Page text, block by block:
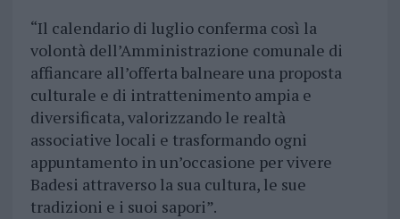
“Il calendario di luglio conferma così la
volontà dell’Amministrazione comunale di
affiancare all’offerta balneare una proposta
culturale e di intrattenimento ampia e
diversificata, valorizzando le realtà
associative locali e trasformando ogni
appuntamento in un’occasione per vivere
Badesi attraverso la sua cultura, le sue
tradizioni e i suoi sapori”.